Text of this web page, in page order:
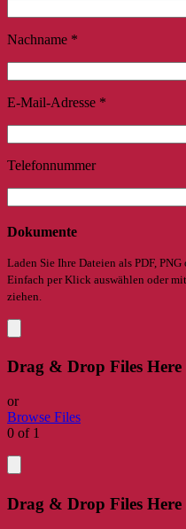
Nachname *
E-Mail-Adresse *
Telefonnummer
Dokumente
Laden Sie Ihre Dateien als PDF,
Einfach per Klick auswählen oder
ziehen.
Drag & Drop Files Here
or
Browse Files
0 of 1
Drag & Drop Files Here